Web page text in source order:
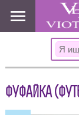
ФУФАЙКА